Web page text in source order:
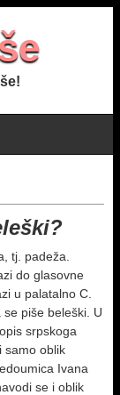
tj. padeža.
do glasovne
u palatalno C.
piše beleški. U
srpskoga
samo oblik
Ivana
se i oblik